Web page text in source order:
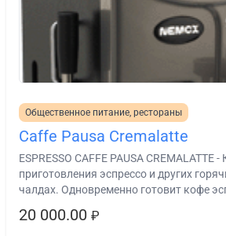
Общественное питание, рестораны
Caffe Pausa Cremalatte
ESPRESSO CAFFE PAUSA
приготовления эспрессо и других
чалдах. Одновременно готовит кофе
20 000.00 ₽